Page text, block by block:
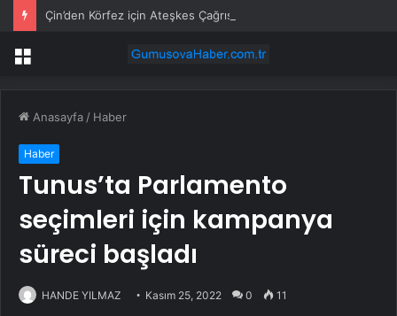
Çin’den Körfez için Ateşkes Çağrısı
Menü
Anasayfa / Haber
Haber
Tunus’ta Parlamento
seçimleri için kampanya
süreci başladı
HANDE YILMAZ Kasım 25, 2022 0 11